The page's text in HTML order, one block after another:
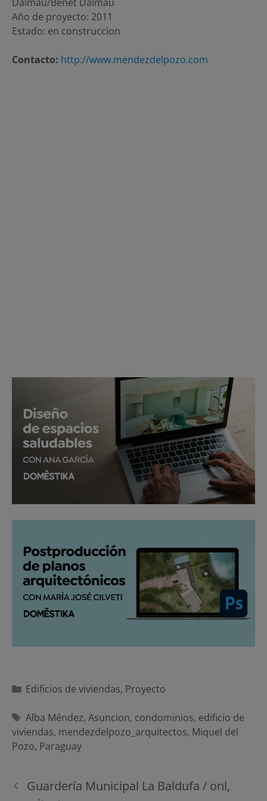
Dalmau/Benet Dalmau
Año de proyecto: 2011
Estado: en construccion
Contacto: http://www.mendezdelpozo.com
Categorías
Edificios de viviendas, Proyecto
Etiquetas
Alba Méndez, Asuncion, condominios, edificio de
viviendas, mendezdelpozo_arquitectos, Miquel del
Pozo, Paraguay
Navegación
Guardería Municipal La Baldufa / onl,